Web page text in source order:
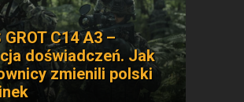
GROT C14 A3 –
doświadczeń. Jak
zmienili polski